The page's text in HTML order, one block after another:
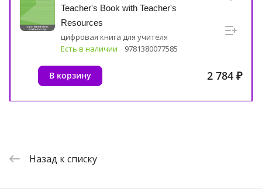
Teacher's Book with Teacher's
Resources
цифровая книга для учителя
Есть в наличии
9781380077585
2 784 ₽
В корзину
Назад к списку